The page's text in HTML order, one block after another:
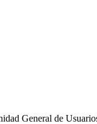
General de